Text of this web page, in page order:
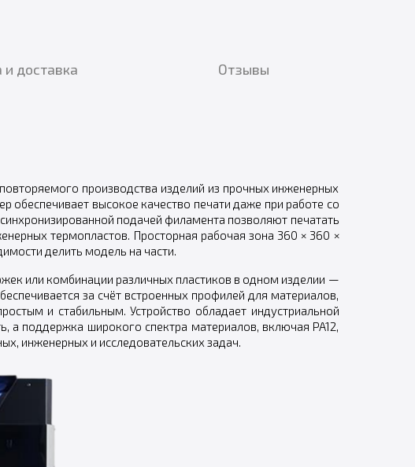
и доставка Отзывы
производства изделий из прочных инженерных
обеспечивает высокое качество печати даже при работе со
подачей филамента позволяют печатать
термопластов. Просторная рабочая зона 360 × 360 ×
делить модель на части.
или комбинации различных пластиков в одном изделии —
за счёт встроенных профилей для материалов,
и стабильным. Устройство обладает индустриальной
а поддержка широкого спектра материалов, включая PA12,
инженерных и исследовательских задач.